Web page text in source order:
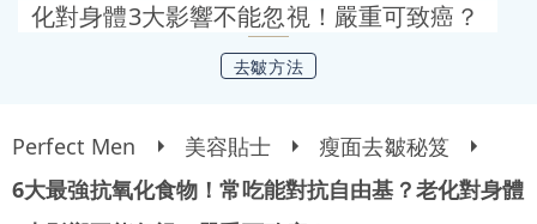
化對身體3大影響不能忽視！嚴重可致癌？
去皺方法
Perfect Men 美容貼士
瘦面去皺秘笈
6大最強抗氧化食物！常吃能對抗自由基？老化對身體